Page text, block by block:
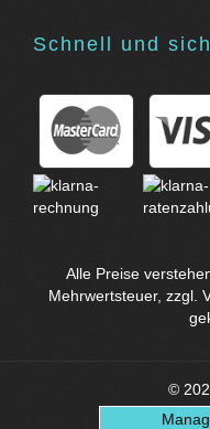
Schnell und
Alle Preise
Mehrwertsteuer, zzgl.
©